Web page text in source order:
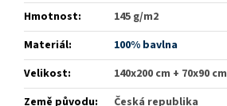
Hmotnost:
145 g/m2
Materiál:
100% bavlna
Velikost:
140x200 cm + 70x90 cm
Země původu:
Česká republika